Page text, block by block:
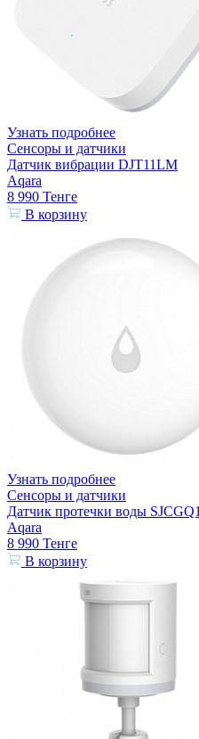
Узнать подробнее
Сенсоры и датчики
Датчик вибрации DJT11LM
Aqara
8 990 Тенге
В корзину
Узнать подробнее
Сенсоры и датчики
Датчик протечки воды
Aqara
8 990 Тенге
В корзину